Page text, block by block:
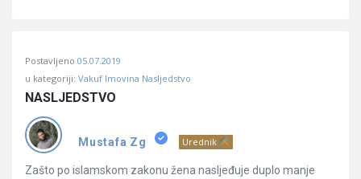
Postavljeno 05.07.2019
u kategoriji: Vakuf Imovina Nasljedstvo
NASLJEDSTVO
Mustafa Zg Urednik
Zašto po islamskom zakonu žena nasljeđuje duplo manje